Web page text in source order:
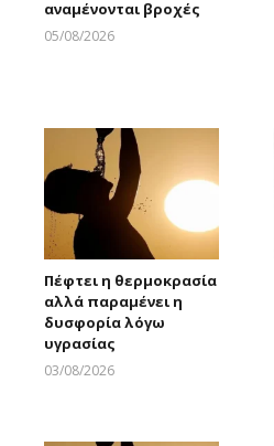
αναμένονται βροχές
05/08/2026
Πέφτει η θερμοκρασία
αλλά παραμένει η
δυσφορία λόγω
υγρασίας
03/08/2026